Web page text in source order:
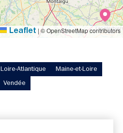
Leaflet |© OpenStreetMap contributors
Loire-Atlantique Maine-et-Loire
Vendée